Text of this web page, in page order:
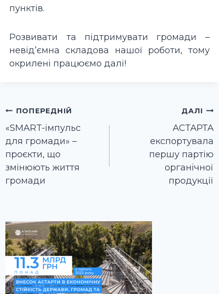
пунктів.
Розвивати та підтримувати громади –
невід’ємна складова нашої роботи, тому
окрилені працюємо далі!
Навігація
записів
ПОПЕРЕДНІЙ
«SMART-імпульс
для громади» –
проєкти, що
змінюють життя
громади
ДАЛІ
АСТАРТА
експортувала
першу партію
органічної
продукції